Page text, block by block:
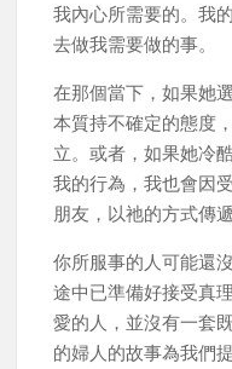
我內心所需要的。我
去做我需要做的事。
在那個當下，如果她
本質持不確定的態度
立。或者，如果她冷
我的行為，我也會因
朋友，以祂的方式傳
你所服事的人可能還
途中已準備好接受真
愛的人，並沒有一套
的婦人的故事為我們